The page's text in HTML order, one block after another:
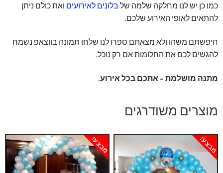
כמו כן יש לנו מחלקה שלמה של בלונים לאירועים ואת כולם ניתן
להתאים לאופי האירוע שלכם.
חיפשתם משהו ולא מצאתם ספרו לנו שלחו תמונה בווצאפ נשמח
להגשים לכם את החלומות אם רק נוכל.
מתנה מושלמת – אתכם בכל אירוע.
מוצרים משודרגים
מבצע! מבצע!